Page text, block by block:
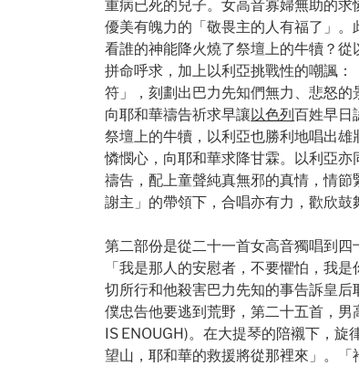
重病已死的兒子。女高音寡婦無助的
優美有魄力的「敬畏主的人有福了」
看誰的神能降火燒了祭壇上的牛犢？
拼命呼求，加上以利亞挑戰性的嘲諷
符」，刻劃出巴力先知們無力、悲怒
向耶和華禱告祈求早讓以色列百姓早日
祭壇上的牛犢，以利亞也勝利地唱出
憐憫心，向耶和華求降甘霖。以利亞
禱告，配上童聲純真無邪的真情，情
謝主」的帶領下，合唱亦有力，歡欣鼓
第二部份是從二十一首女高音獨唱到
「我是那人的安慰者，不要懼怕，我
切所行和他殺害巴力先知的事告訴皇
僕忠告他要逃到荒野，第二十五首，
IS ENOUGH)。在大提琴的陪襯下，
望山，耶和華的救援將從那裡來」。「